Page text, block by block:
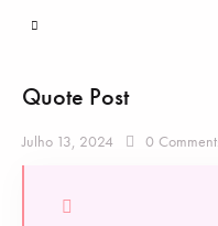
Quote Post
Julho 13, 2024 0